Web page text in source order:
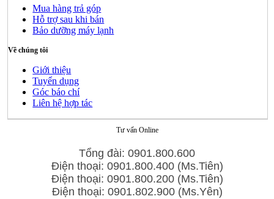
Mua hàng trả góp
Hỗ trợ sau khi bán
Bảo dưỡng máy lạnh
Về chúng tôi
Giới thiệu
Tuyển dụng
Góc báo chí
Liên hệ hợp tác
Tư vấn Online
Tổng đài: 0901.800.600
Điện thoại: 0901.800.400 (Ms.Tiên)
Điện thoại: 0901.800.200 (Ms.Tiên)
Điện thoại: 0901.802.900 (Ms.Yên)